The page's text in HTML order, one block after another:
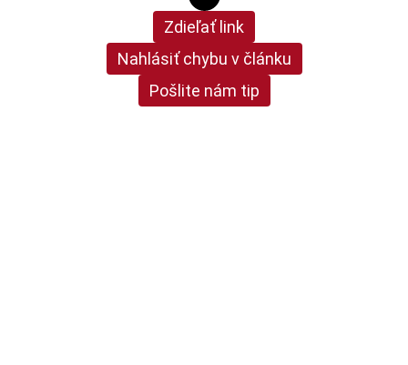
Zdieľať link
Nahlásiť chybu v článku
Pošlite nám tip